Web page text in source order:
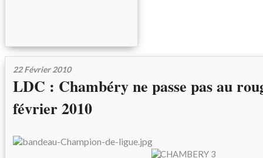
22 Février 2010
LDC : Chambéry ne passe pas au
février 2010